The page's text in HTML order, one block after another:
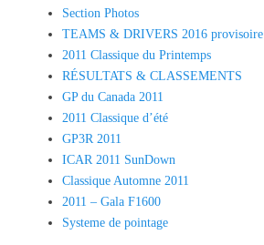
Section Photos
TEAMS & DRIVERS 2016 provisoire
2011 Classique du Printemps
RÉSULTATS & CLASSEMENTS
GP du Canada 2011
2011 Classique d’été
GP3R 2011
ICAR 2011 SunDown
Classique Automne 2011
2011 – Gala F1600
Systeme de pointage